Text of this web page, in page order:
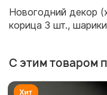
Новогодний декор
корица 3 шт.,
С этим товаром